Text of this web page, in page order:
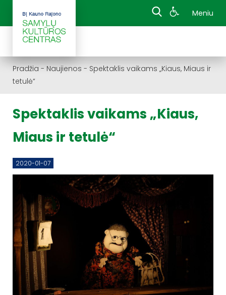
Meniu
Pradžia - Naujienos - Spektaklis vaikams „Kiaus, Miaus ir
tetulė“
Spektaklis vaikams „Kiaus,
Miaus ir tetulė“
2020-01-07